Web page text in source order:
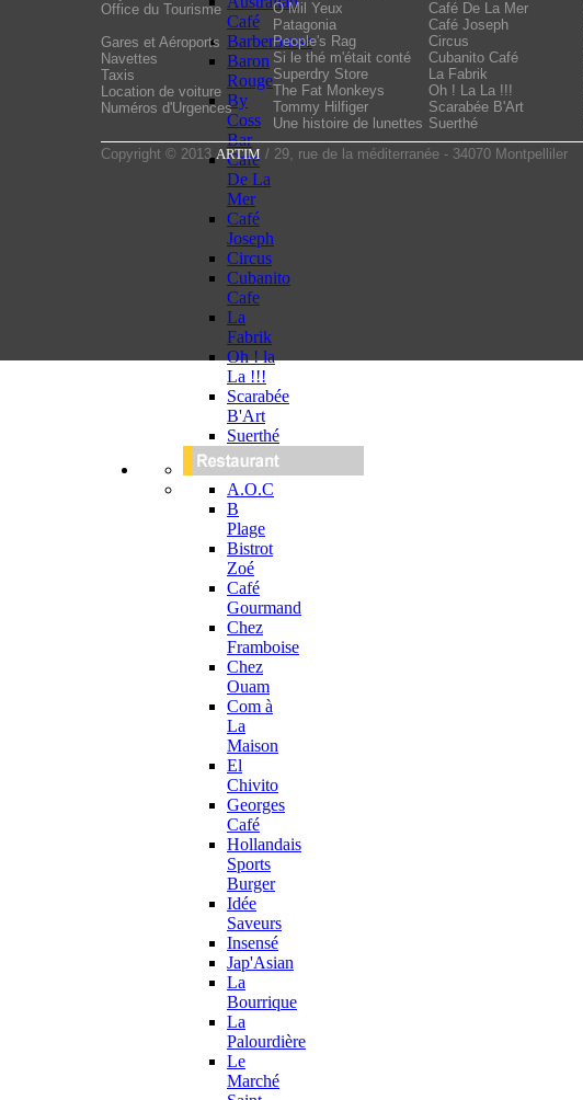
Café
Barberousse
Baron
Rouge
By
Coss
Bar
Cafe
De La
Mer
Café
Joseph
Circus
Cubanito
Cafe
La
Fabrik
Oh ! la
La !!!
Scarabée
B'Art
Suerthé
A.O.C
B
Plage
Bistrot
Zoé
Café
Gourmand
Chez
Framboise
Chez
Ouam
Com à
La
Maison
El
Chivito
Georges
Café
Hollandais
Sports
Burger
Idée
Saveurs
Insensé
Jap'Asian
La
Bourrique
La
Palourdière
Le
Marché
Café De La Mer
Café Joseph
Circus
Cubanito Café
La Fabrik
Oh ! La La !!!
Scarabée B'Art
Suerthé
Office du Tourisme
Gares et Aéroports
Navettes
Taxis
Location de voiture
Numéros d'Urgences
Copyright © 2013ARTIM / 29, rue de la méditerranée - 34070 Montpelliler
O Mil Yeux
Patagonia
People's Rag
Si le thé m'était conté
Superdry Store
The Fat Monkeys
Tommy Hilfiger
Une histoire de lunettes